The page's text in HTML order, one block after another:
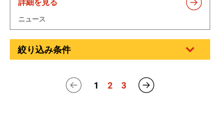
詳細を見る
ニュース
絞り込み条件
1 2 3